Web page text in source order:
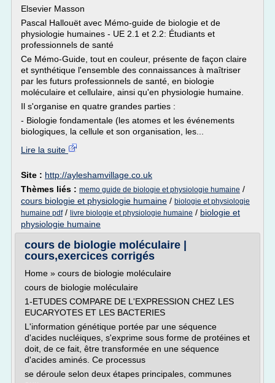
Elsevier Masson
Pascal Hallouët avec Mémo-guide de biologie et de
physiologie humaines - UE 2.1 et 2.2: Étudiants et
professionnels de santé
Ce Mémo-Guide, tout en couleur, présente de façon claire
et synthétique l'ensemble des connaissances à maîtriser
par les futurs professionnels de santé, en biologie
moléculaire et cellulaire, ainsi qu'en physiologie humaine.
Il s'organise en quatre grandes parties :
- Biologie fondamentale (les atomes et les événements
biologiques, la cellule et son organisation, les...
Lire la suite
Site : http://ayleshamvillage.co.uk
Thèmes liés : memo guide de biologie et physiologie humaine /
cours biologie et physiologie humaine / biologie et physiologie
humaine pdf/ livre biologie et physiologie humaine / biologie et
physiologie humaine
cours de biologie moléculaire |
cours,exercices corrigés
Home » cours de biologie moléculaire
cours de biologie moléculaire
1-ETUDES COMPARE DE L'EXPRESSION CHEZ LES
EUCARYOTES ET LES BACTERIES
L'information génétique portée par une séquence
d'acides nucléiques, s'exprime sous forme de protéines et
doit, de ce fait, être transformée en une séquence
d'acides aminés. Ce processus
se déroule selon deux étapes principales, communes